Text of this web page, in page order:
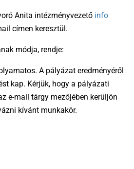
Anita intézményvezető info
címen keresztül.
módja, rendje:
A pályázat eredményéről
kap. Kérjük, hogy a pályázati
e-mail tárgy mezőjében kerüljön
kívánt munkakör.